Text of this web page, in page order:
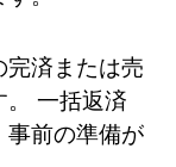
完済または売
。 一括返済
事前の準備が